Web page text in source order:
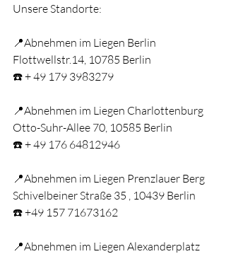
Unsere Standorte:
📍Abnehmen im Liegen Berlin
Flottwellstr.14, 10785 Berlin
☎️ + 49 179 3983279
📍Abnehmen im Liegen Charlottenburg
Otto-Suhr-Allee 70, 10585 Berlin
☎️ + 49 176 64812946
📍Abnehmen im Liegen Prenzlauer Berg
Schivelbeiner Straße 35 , 10439 Berlin
☎️ +49 157 71673162
📍Abnehmen im Liegen Alexanderplatz